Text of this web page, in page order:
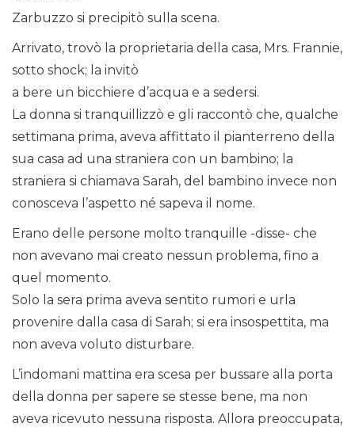
Zarbuzzo si precipitò sulla scena.
Arrivato, trovò la proprietaria della casa, Mrs. Frannie,
sotto shock; la invitò
a bere un bicchiere d’acqua e a sedersi.
La donna si tranquillizzò e gli raccontò che, qualche
settimana prima, aveva affittato il pianterreno della
sua casa ad una straniera con un bambino; la
straniera si chiamava Sarah, del bambino invece non
conosceva l’aspetto né sapeva il nome.
Erano delle persone molto tranquille -disse- che
non avevano mai creato nessun problema, fino a
quel momento.
Solo la sera prima aveva sentito rumori e urla
provenire dalla casa di Sarah; si era insospettita, ma
non aveva voluto disturbare.
L’indomani mattina era scesa per bussare alla porta
della donna per sapere se stesse bene, ma non
aveva ricevuto nessuna risposta. Allora preoccupata,